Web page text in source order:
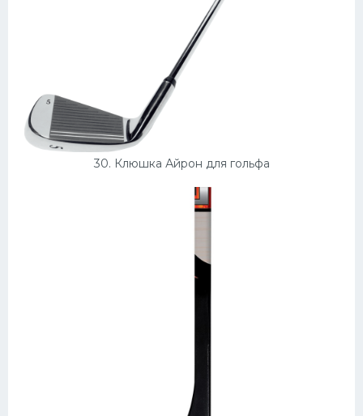
30. Клюшка Айрон для гольфа